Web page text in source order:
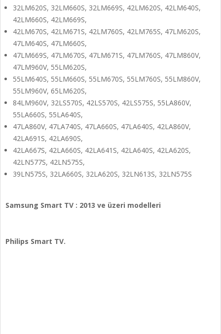
32LM620S, 32LM660S, 32LM669S, 42LM620S, 42LM640S,
42LM660S, 42LM669S,
42LM670S, 42LM671S, 42LM760S, 42LM765S, 47LM620S,
47LM640S, 47LM660S,
47LM669S, 47LM670S, 47LM671S, 47LM760S, 47LM860V,
47LM960V, 55LM620S,
55LM640S, 55LM660S, 55LM670S, 55LM760S, 55LM860V,
55LM960V, 65LM620S,
84LM960V, 32LS570S, 42LS570S, 42LS575S, 55LA860V,
55LA660S, 55LA640S,
47LA860V, 47LA740S, 47LA660S, 47LA640S, 42LA860V,
42LA691S, 42LA690S,
42LA667S, 42LA660S, 42LA641S, 42LA640S, 42LA620S,
42LN577S, 42LN575S,
39LN575S, 32LA660S, 32LA620S, 32LN613S, 32LN575S
Samsung Smart TV : 2013 ve üzeri modelleri
Philips Smart TV.